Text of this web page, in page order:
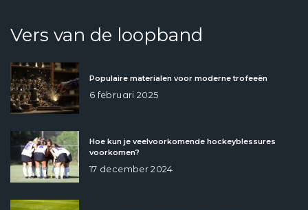
Vers van de loopband
Populaire materialen voor moderne trofeeën
6 februari 2025
Hoe kun je veelvoorkomende hockeyblessures
voorkomen?
17 december 2024